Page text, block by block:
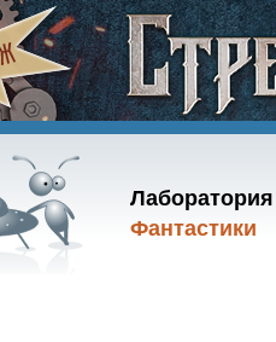
Лаборатория
Фантастики